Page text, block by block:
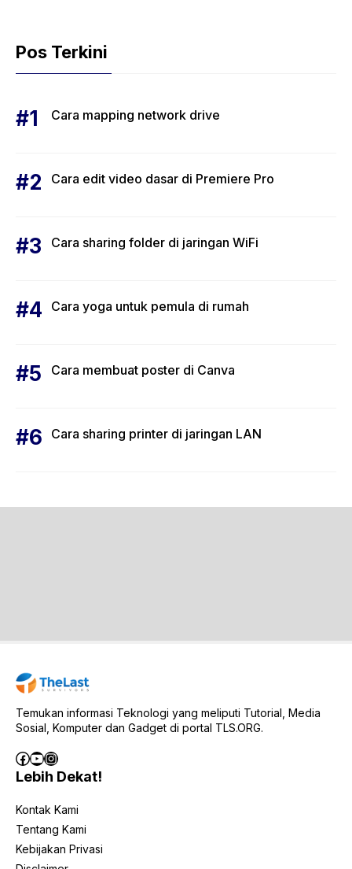
Pos Terkini
Cara mapping network drive
Cara edit video dasar di Premiere Pro
Cara sharing folder di jaringan WiFi
Cara yoga untuk pemula di rumah
Cara membuat poster di Canva
Cara sharing printer di jaringan LAN
Temukan informasi Teknologi yang meliputi Tutorial, Media
Sosial, Komputer dan Gadget di portal TLS.ORG.
Facebook
YouTube
Instagram
Lebih Dekat!
Kontak Kami
Tentang Kami
Kebijakan Privasi